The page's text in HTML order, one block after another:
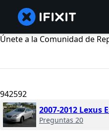
Únete a la Comunidad de
942592
2007-2012 Lexus
Preguntas 20